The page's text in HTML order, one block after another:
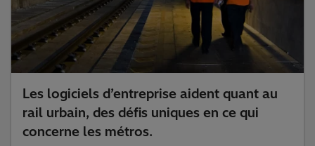
Les logiciels d’entreprise aident quant au
rail urbain, des défis uniques en ce qui
concerne les métros.